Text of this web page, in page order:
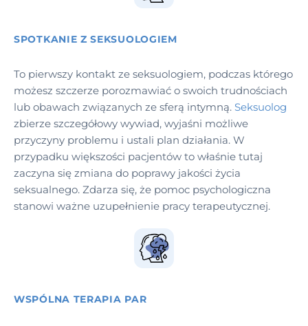
SPOTKANIE Z SEKSUOLOGIEM
To pierwszy kontakt ze seksuologiem, podczas którego
możesz szczerze porozmawiać o swoich trudnościach
lub obawach związanych ze sferą intymną. Seksuolog
zbierze szczegółowy wywiad, wyjaśni możliwe
przyczyny problemu i ustali plan działania. W
przypadku większości pacjentów to właśnie tutaj
zaczyna się zmiana do poprawy jakości życia
seksualnego. Zdarza się, że pomoc psychologiczna
stanowi ważne uzupełnienie pracy terapeutycznej.
WSPÓLNA TERAPIA PAR